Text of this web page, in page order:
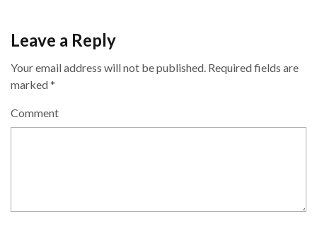
Leave a Reply
Your email address will not be published. Required fields are
marked*
Comment